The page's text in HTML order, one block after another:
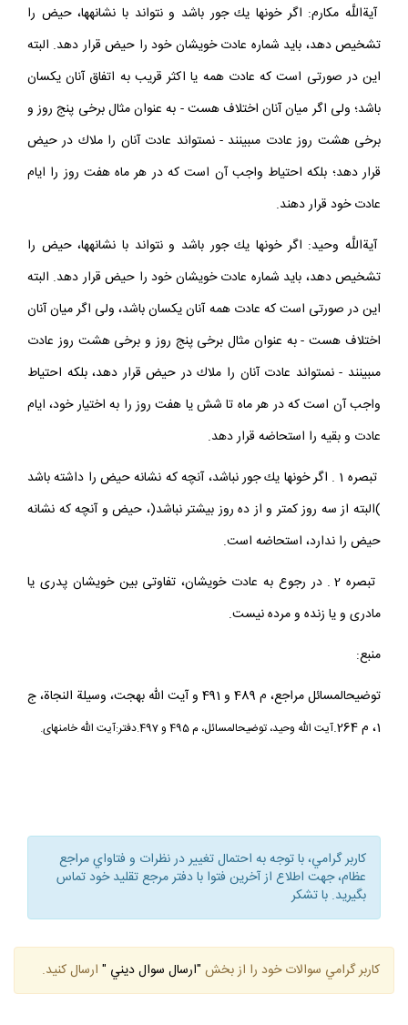
آيةاللَّه مكارم: اگر خون‏ها يك جور باشد و نتواند با نشانه‏ها، حيض را
تشخيص دهد، بايد شماره عادت خويشان خود را حيض قرار دهد. البته
اين در صورتى است كه عادت همه يا اكثر قريب به اتفاق آنان يكسان
باشد؛ ولى اگر ميان آنان اختلاف هست - به عنوان مثال برخى پنج روز و
برخى هشت روز عادت مى‏بينند - نمى‏تواند عادت آنان را ملاك در حيض
قرار دهد؛ بلكه احتياط واجب آن است كه در هر ماه هفت روز را ايام
عادت خود قرار دهند.
آيةاللَّه وحيد: اگر خون‏ها يك جور باشد و نتواند با نشانه‏ها، حيض را
تشخيص دهد، بايد شماره عادت خويشان خود را حيض قرار دهد. البته
اين در صورتى است كه عادت همه آنان يكسان باشد، ولى اگر ميان آنان
اختلاف هست - به عنوان مثال برخى پنج روز و برخى هشت روز عادت
مى‏بينند - نمى‏تواند عادت آنان را ملاك در حيض قرار دهد، بلكه احتياط
واجب آن است كه در هر ماه تا شش يا هفت روز را به اختيار خود، ايام
عادت و بقيه را استحاضه قرار دهد.
تبصره 1 . اگر خون‏ها يك جور نباشد، آنچه كه نشانه حيض را داشته باشد
)البته از سه روز كمتر و از ده روز بيشتر نباشد(، حيض و آنچه كه نشانه
حيض را ندارد، استحاضه است.
تبصره 2 . در رجوع به عادت خويشان، تفاوتى بين خويشان پدرى يا
مادرى و يا زنده و مرده نيست.
منبع:
توضيح‏المسائل مراجع، م 489 و 491 و آيت الله بهجت، وسيلة النجاة، ج
1، م 264.
آيت الله وحيد، توضيح‏المسائل، م 495 و 497. دفتر:آيت الله خامنه‏اى.
كاربر گرامي، با توجه به احتمال تغيير در نظرات و فتاواي مراجع
عظام، جهت اطلاع از آخرين فتوا با دفتر مرجع تقليد خود تماس
بگيريد. با تشكر
كاربر گرامي سوالات خود را از بخش "ارسال سوال ديني " ارسال كنيد.